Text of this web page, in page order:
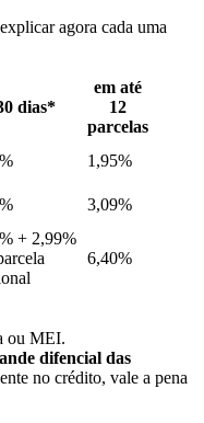
agora cada uma
dias*
em até
12
parcelas
1,95%
3,09%
+ 2,99%
6,40%
ou MEI.
difencial das
no crédito, vale a pena